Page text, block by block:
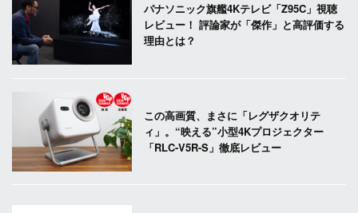
パナソニック旗艦4Kテレビ「Z95C」視聴
レビュー！ 評論家が「傑作」と高評価する
理由とは？
この高画質、まさに「レグザクオリテ
ィ」。“映える”小型4Kプロジェクター
「RLC-V5R-S」徹底レビュー